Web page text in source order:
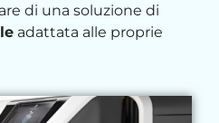
di una soluzione di
adattata alle proprie